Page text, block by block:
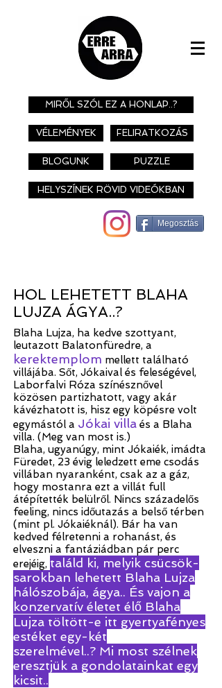
MIRŐL SZÓL EZ A HONLAP..?
VÉLEMÉNYEK FELIRATKOZÁS
BLOGUNK PUZZLE
HELYSZÍNEK RÖVID VIDEÓKBAN
Megosztás
HOL LEHETETT BLAHA
LUJZA ÁGYA..?
Blaha Lujza, ha kedve szottyant,
leutazott Balatonfüredre, a
kerektemplom mellett található
villájába. Sőt, Jókaival és feleségével,
Laborfalvi Róza színésznővel
közösen partizhatott, vagy akár
kávézhatott is, hisz egy köpésre volt
egymástól a Jókai villa és a Blaha
villa. (Meg van most is.)
Blaha, ugyanúgy, mint Jókaiék, imádta
Füredet, 23 évig leledzett eme csodás
villában nyaranként, csak az a gáz,
hogy mostanra ezt a villát full
átépítették belülről. Nincs századelős
feeling, nincs időutazás a belső térben
(mint pl. Jókaiéknál). Bár ha van
kedved félretenni a rohanást, és
elveszni a fantáziádban pár perc
erejéig, találd ki, melyik csücsök-
sarokban lehetett Blaha Lujza
hálószobája, ágya.. És vajon a
konzervatív életet élő Blaha
Lujza töltött-e itt gyertyafényes
estéket egy-két
szerelmével..? Mi most szélnek
eresztjük a gondolatainkat egy
kicsit..